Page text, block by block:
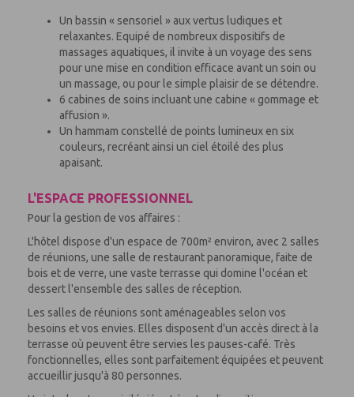
Un bassin « sensoriel » aux vertus ludiques et
relaxantes. Equipé de nombreux dispositifs de
massages aquatiques, il invite à un voyage des sens
pour une mise en condition efficace avant un soin ou
un massage, ou pour le simple plaisir de se détendre.
6 cabines de soins incluant une cabine « gommage et
affusion ».
Un hammam constellé de points lumineux en six
couleurs, recréant ainsi un ciel étoilé des plus
apaisant.
L'ESPACE PROFESSIONNEL
Pour la gestion de vos affaires :
L'hôtel dispose d'un espace de 700m² environ, avec 2 salles
de réunions, une salle de restaurant panoramique, faite de
bois et de verre, une vaste terrasse qui domine l'océan et
dessert l'ensemble des salles de réception.
Les salles de réunions sont aménageables selon vos
besoins et vos envies. Elles disposent d'un accès direct à la
terrasse où peuvent être servies les pauses-café. Très
fonctionnelles, elles sont parfaitement équipées et peuvent
accueillir jusqu'à 80 personnes.